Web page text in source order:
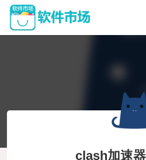
clash加速